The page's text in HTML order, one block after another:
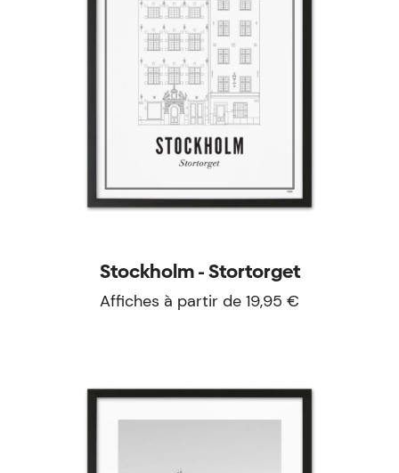
Stockholm - Stortorget
Affiches à partir de 19,95 €